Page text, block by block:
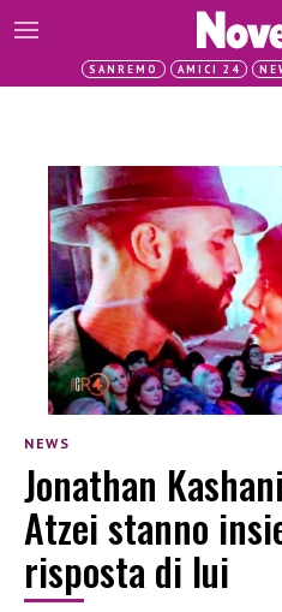
SANREMO AMICI 24
NEWS
Jonathan
Atzei stanno
risposta di lui